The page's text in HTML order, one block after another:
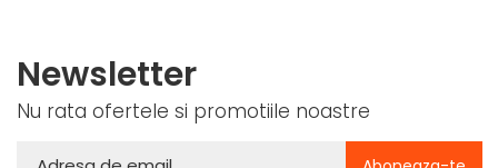
Newsletter
Nu rata ofertele si promotiile noastre